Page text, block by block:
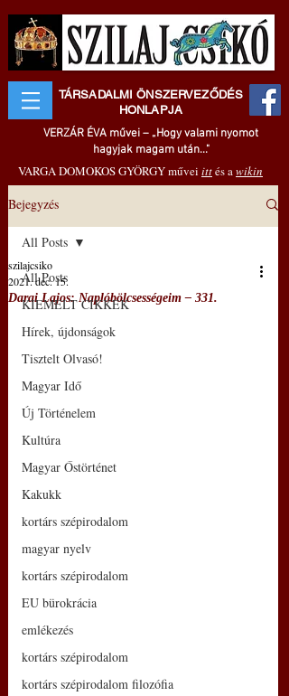
TÁRSADALMI ÖNSZERVEZŐDÉS
HONLAPJA
VERZÁR ÉVA művei – „Hogy valami nyomot
hagyjak magam után..."
VARGA DOMOKOS GYÖRGY művei ittés awikin
Bejegyzés
All Posts
KIEMELT CIKKEK
Hírek, újdonságok
Tisztelt Olvasó!
Magyar Idő
Új Történelem
Kultúra
Magyar Őstörténet
Kakukk
kortárs szépirodalom
magyar nyelv
kortárs szépirodalom
EU bürokrácia
emlékezés
kortárs szépirodalom
kortárs szépirodalom filozófia
All Posts
Darai Lajos: Naplóbölcsességeim – 331.
szilajcsiko
2021. dec. 15.